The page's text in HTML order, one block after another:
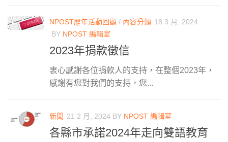
NPOST歷年活動回顧 / 內容分類 18 3 月, 2024
BY NPOST 編輯室
2023年捐款徵信
衷心感謝各位捐款人的支持，在整個2023年，
感謝有您對我們的支持，您...
新聞 21 2 月, 2024 BY NPOST 編輯室
各縣市承諾2024年走向雙語教育